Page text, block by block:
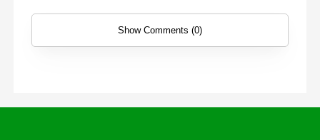
Show Comments (0)